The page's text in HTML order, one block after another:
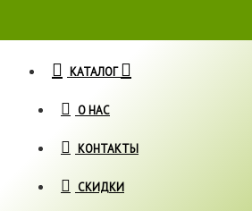
КАТАЛОГ
О НАС
КОНТАКТЫ
СКИДКИ